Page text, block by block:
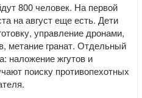
800 человек. На первой
на август еще есть. Дети
управление дронами,
метание гранат. Отдельный
наложение жгутов и
поиску противопехотных